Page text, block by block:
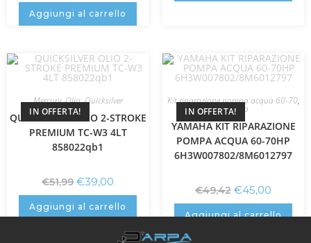
Aggiungi al carrello
IN OFFERTA!
Mercury,Olio,Quicksilver
QUICKSILVER OLIO 2-STROKE
PREMIUM TC-W3 4LT
858022qb1
€51,99 €39,00
Aggiungi al carrello
IN OFFERTA!
Kit riparazione pompa acqua 60-70,
Yamaha
YAMAHA KIT RIPARAZIONE
POMPA ACQUA 60-70HP
6H3W007802/8M6012797
€49,42 €45,00
Aggiungi al carrello